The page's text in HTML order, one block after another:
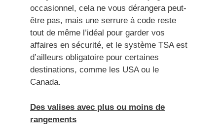
occasionnel, cela ne vous dérangera peut-
être pas, mais une serrure à code reste
tout de même l’idéal pour garder vos
affaires en sécurité, et le système TSA est
d’ailleurs obligatoire pour certaines
destinations, comme les USA ou le
Canada.
Des valises avec plus ou moins de
rangements